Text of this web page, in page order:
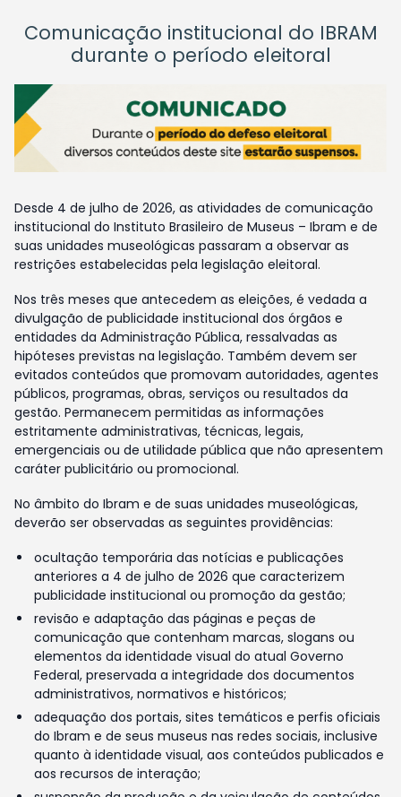
Comunicação institucional do IBRAM
durante o período eleitoral
Desde 4 de julho de 2026, as atividades de comunicação
institucional do Instituto Brasileiro de Museus – Ibram e de
suas unidades museológicas passaram a observar as
restrições estabelecidas pela legislação eleitoral.
Nos três meses que antecedem as eleições, é vedada a
divulgação de publicidade institucional dos órgãos e
entidades da Administração Pública, ressalvadas as
hipóteses previstas na legislação. Também devem ser
evitados conteúdos que promovam autoridades, agentes
públicos, programas, obras, serviços ou resultados da
gestão. Permanecem permitidas as informações
estritamente administrativas, técnicas, legais,
emergenciais ou de utilidade pública que não apresentem
caráter publicitário ou promocional.
No âmbito do Ibram e de suas unidades museológicas,
deverão ser observadas as seguintes providências:
ocultação temporária das notícias e publicações
anteriores a 4 de julho de 2026 que caracterizem
publicidade institucional ou promoção da gestão;
revisão e adaptação das páginas e peças de
comunicação que contenham marcas, slogans ou
elementos da identidade visual do atual Governo
Federal, preservada a integridade dos documentos
administrativos, normativos e históricos;
adequação dos portais, sites temáticos e perfis oficiais
do Ibram e de seus museus nas redes sociais, inclusive
quanto à identidade visual, aos conteúdos publicados e
aos recursos de interação;